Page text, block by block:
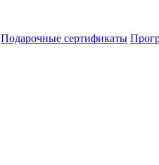
Подарочные сертификаты